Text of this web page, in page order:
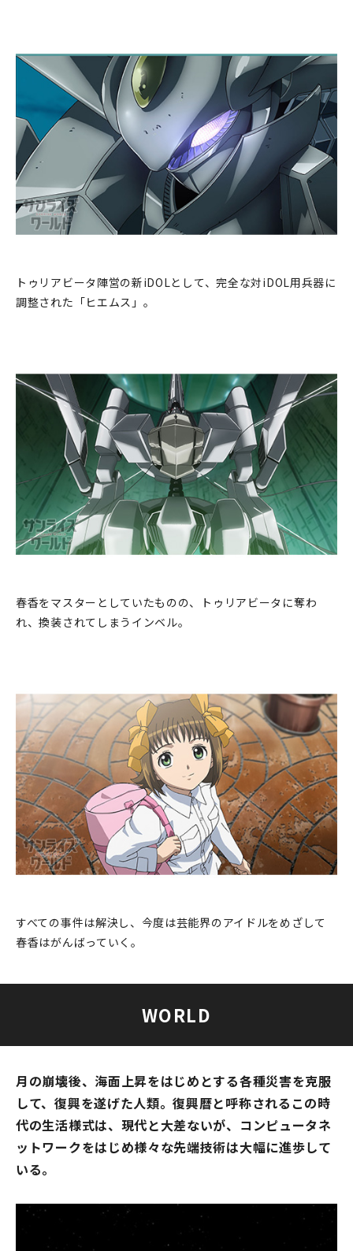
トゥリアビータ陣営の新iDOLとして、完全な対iDOL用兵器に
調整された「ヒエムス」。
春香をマスターとしていたものの、トゥリアビータに奪わ
れ、換装されてしまうインベル。
すべての事件は解決し、今度は芸能界のアイドルをめざして
春香はがんばっていく。
WORLD
月の崩壊後、海面上昇をはじめとする各種災害を克服
して、復興を遂げた人類。復興暦と呼称されるこの時
代の生活様式は、現代と大差ないが、コンピュータネ
ットワークをはじめ様々な先端技術は大幅に進歩して
いる。